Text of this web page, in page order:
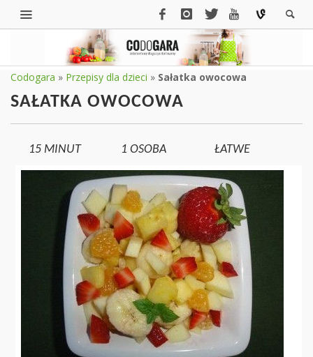
Codogara » Przepisy dla dzieci » Sałatka owocowa
SAŁATKA OWOCOWA
15 MINUT 1 OSOBA ŁATWE